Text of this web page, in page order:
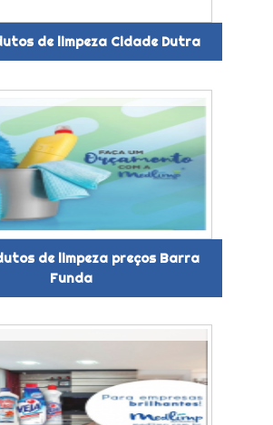
de limpeza Cidade Dutra
de limpeza preços Barra
Funda